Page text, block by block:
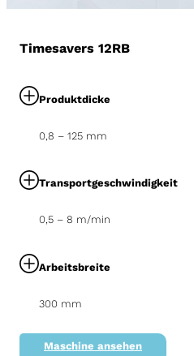
Timesavers 12RB
Produktdicke
0,8 – 125 mm
Transportgeschwindigkeit
0,5 – 8 m/min
Arbeitsbreite
300 mm
Maschine ansehen